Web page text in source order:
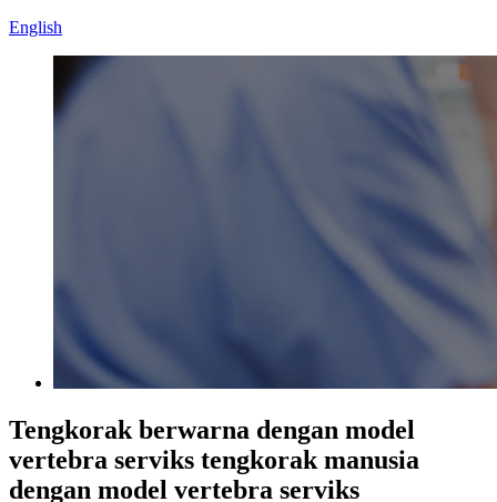
English
Tengkorak berwarna dengan model
vertebra serviks tengkorak manusia
dengan model vertebra serviks